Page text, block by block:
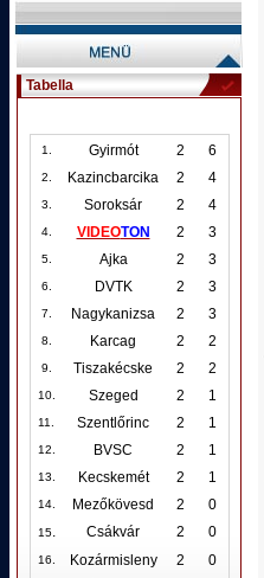
Tabella
1. Gyirmót 2 6
2. Kazincbarcika 2 4
3. Soroksár 2 4
4. VIDEOTON 2 3
5. Ajka 2 3
6. DVTK 2 3
7. Nagykanizsa 2 3
8. Karcag 2 2
9. Tiszakécske 2 2
10. Szeged 2 1
11. Szentlőrinc 2 1
12. BVSC 2 1
13. Kecskemét 2 1
14. Mezőkövesd 2 0
15. Csákvár 2 0
16. Kozármisleny 2
0